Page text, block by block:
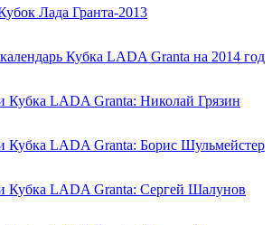
Лада Гранта-2013
Кубка LADA Granta на 2014 год
Кубка LADA Granta: Николай Грязин
Кубка LADA Granta: Борис Шульмейстер
Кубка LADA Granta: Сергей Шалунов